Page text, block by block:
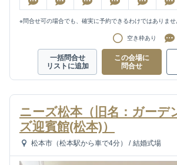
※問合せ可の場合でも、確実に予約できるわけではありませ
空き枠あり
一括問合せ
リストに追加
この会場に
問合せ
ニーズ松本（旧名：ガーデ
ズ迎賓館(松本)）
松本市（松本駅から車で4分） / 結婚式場